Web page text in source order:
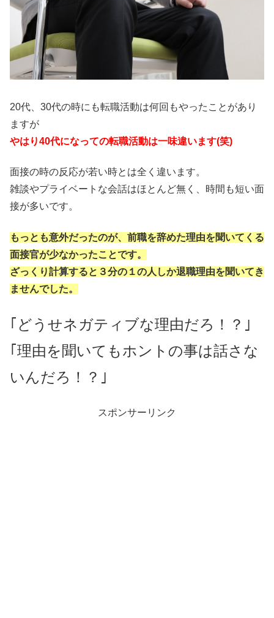
20代、30代の時にも転職活動は何回もやったことがあり
ますが
やはり40代になっての転職活動は一味違います(笑)
面接の時の反応が若い時とは全く違います。
雑談やプライベートな会話はほとんど無く、時間も短い面
接が多いです。
もっとも意外だったのが、前職を辞めた理由を聞いてくる
面接官が少なかったことです。
ざっくり計算すると３分の１の人しか退職理由を聞いてき
ませんでした。
｢どうせネガティブな理由だろ！？｣
｢理由を聞いてもホントの事は話さな
いんだろ！？｣
スポンサーリンク